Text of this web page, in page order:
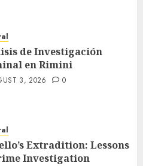
de Investigación
en Rimini
3, 2026 0
Extradition: Lessons
Investigation